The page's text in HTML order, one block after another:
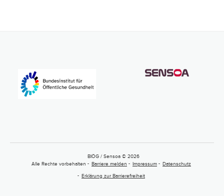
BIÖG / Sensoa © 2026
Alle Rechte vorbehalten
Barriere melden Impressum Datenschutz
Erklärung zur Barrierefreiheit